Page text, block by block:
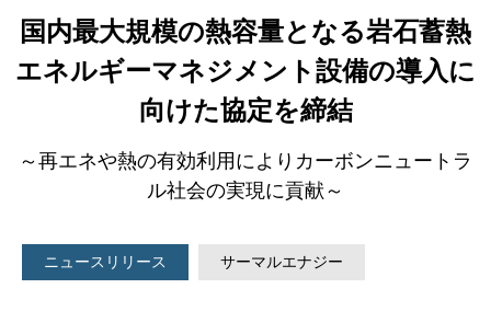
国内最大規模の熱容量となる岩石蓄熱
エネルギーマネジメント設備の導入に
向けた協定を締結
～再エネや熱の有効利用によりカーボンニュートラ
ル社会の実現に貢献～
ニュースリリース サーマルエナジー